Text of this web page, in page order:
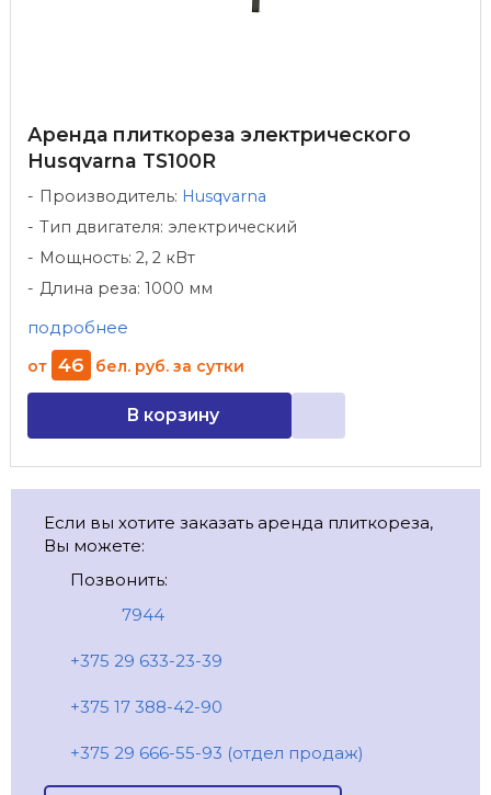
Аренда плиткореза электрического
Husqvarna TS100R
Производитель: Husqvarna
Тип двигателя: электрический
Мощность: 2, 2 кВт
Длина реза: 1000 мм
подробнее
от 46 бел. руб. за сутки
В корзину
Если вы хотите заказать аренда плиткореза,
Вы можете:
Позвонить:
7944
+375 29 633-23-39
+375 17 388-42-90
+375 29 666-55-93 (отдел продаж)